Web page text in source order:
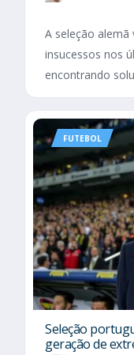
A seleção alemã
insucessos nos
encontrando
FUTEBOL
Seleção
geração de